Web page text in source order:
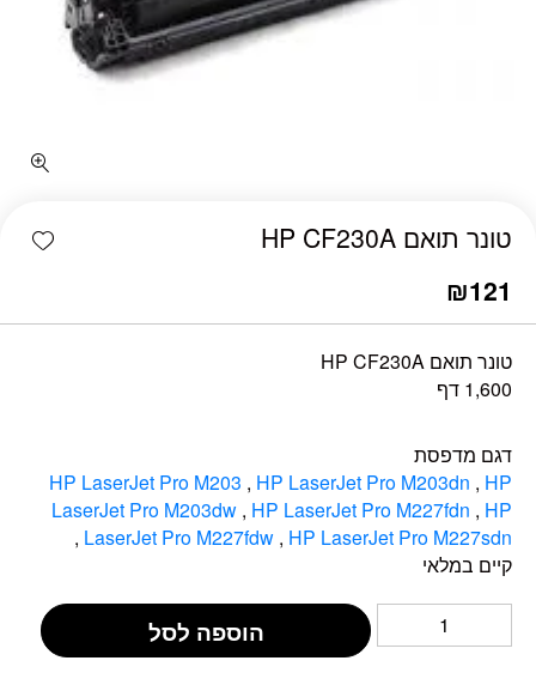
טונר תואם HP CF230A
₪121
טונר תואם HP CF230A
1,600 דף
דגם מדפסת
HP LaserJet Pro M203 , HP LaserJet Pro M203dn , HP
LaserJet Pro M203dw , HP LaserJet Pro M227fdn , HP
LaserJet Pro M227fdw , HP LaserJet Pro M227sdn
,
קיים במלאי
הוספה לסל